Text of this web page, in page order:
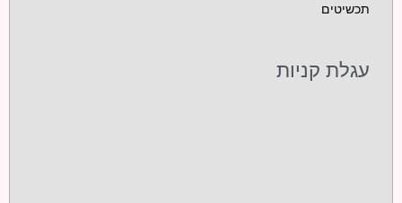
תכשיטים
עגלת קניות